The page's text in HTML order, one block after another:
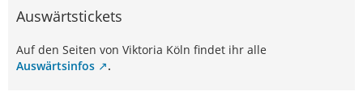
Auswärtstickets
Auf den Seiten von Viktoria Köln findet ihr alle
Auswärtsinfos
.